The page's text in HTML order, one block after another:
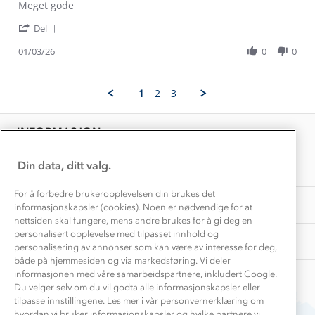
Review
bjørnar
on
review
Meget
Meget gode
Del
1
2026
01/03/26 0 0
1 2 3
INFORMASJON
Konkurransevinnere
Kundeklubb
Bedrift, barnehage og SFO
Presse
OM OSS
1% til samfunnet
Samarbeide med oss?
TIPS OG RÅD
Gravidklær
Hvordan velge riktig turtøy?
Store størrelser
Turmat oppskrifter
Beredskap
AKTIVITETER
Norgesferie 🇳🇴
Få turinspirasjon og tips her⛰
Overnatte utendørs⛺
Leirskole 🥾
Barnehageansatt
Tips til hyttetur
Din data, ditt valg.
For å forbedre brukeropplevelsen din brukes det
informasjonskapsler (cookies). Noen er nødvendige for at
nettsiden skal fungere, mens andre brukes for å gi deg en
personalisert opplevelse med tilpasset innhold og
personalisering av annonser som kan være av interesse for deg,
både på hjemmesiden og via markedsføring. Vi deler
informasjonen med våre samarbeidspartnere, inkludert Google.
Du velger selv om du vil godta alle informasjonskapsler eller
tilpasse innstillingene. Les mer i vår personvernerklæring om